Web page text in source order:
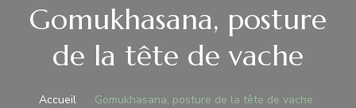
Gomukhasana, posture
de la tête de vache
Accueil Gomukhasana, posture de la tête de vache